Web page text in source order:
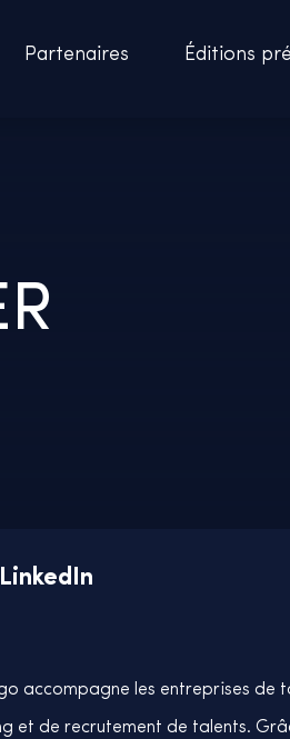
Partenaires Éditions
accompagne les entreprises de
et de recrutement de talents.